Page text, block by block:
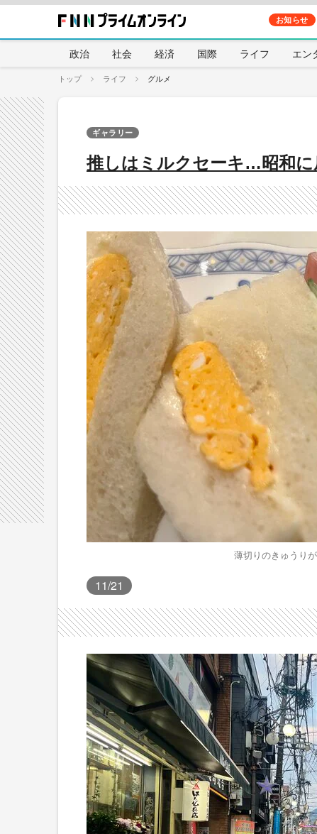
お知らせ
政治 社会 経済 国際 ライフ エン
トップ ライフ グルメ
推しはミルクセーキ…昭和
ギャラリー
薄切りのきゅうり
11/21